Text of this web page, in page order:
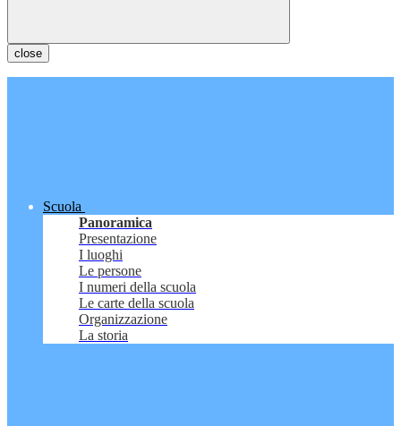
close
Scuola
Panoramica
Presentazione
I luoghi
Le persone
I numeri della scuola
Le carte della scuola
Organizzazione
La storia